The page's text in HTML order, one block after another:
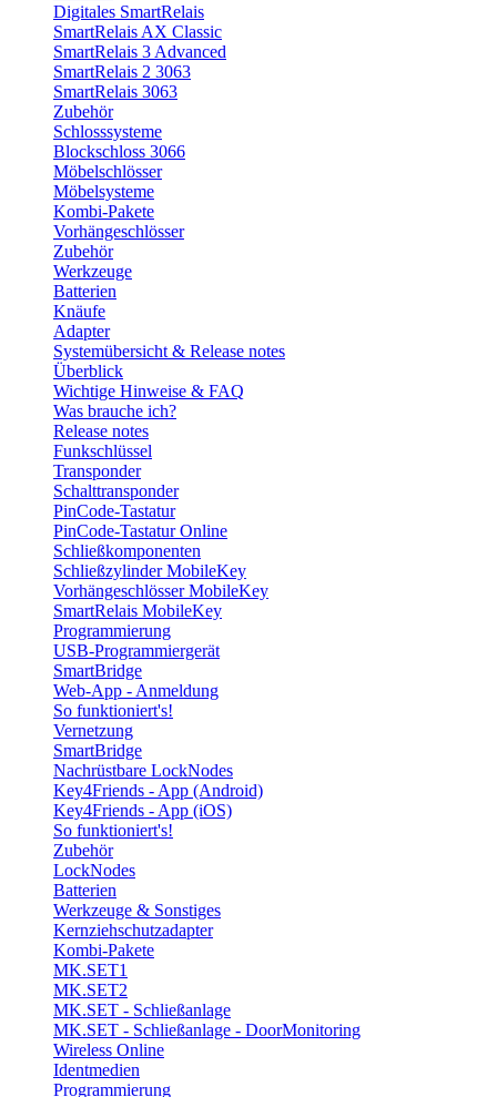
Digitales SmartRelais
SmartRelais AX Classic
SmartRelais 3 Advanced
SmartRelais 2 3063
SmartRelais 3063
Zubehör
Schlosssysteme
Blockschloss 3066
Möbelschlösser
Möbelsysteme
Kombi-Pakete
Vorhängeschlösser
Zubehör
Werkzeuge
Batterien
Knäufe
Adapter
Systemübersicht & Release notes
Überblick
Wichtige Hinweise & FAQ
Was brauche ich?
Release notes
Funkschlüssel
Transponder
Schalttransponder
PinCode-Tastatur
PinCode-Tastatur Online
Schließkomponenten
Schließzylinder MobileKey
Vorhängeschlösser MobileKey
SmartRelais MobileKey
Programmierung
USB-Programmiergerät
SmartBridge
Web-App - Anmeldung
So funktioniert's!
Vernetzung
SmartBridge
Nachrüstbare LockNodes
Key4Friends - App (Android)
Key4Friends - App (iOS)
So funktioniert's!
Zubehör
LockNodes
Batterien
Werkzeuge & Sonstiges
Kernziehschutzadapter
Kombi-Pakete
MK.SET1
MK.SET2
MK.SET - Schließanlage
MK.SET - Schließanlage - DoorMonitoring
Wireless Online
Identmedien
Programmierung